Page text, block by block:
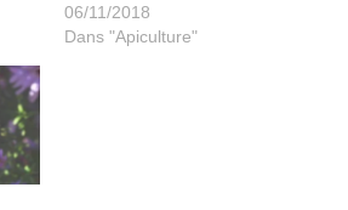
06/11/2018
Dans "Apiculture"